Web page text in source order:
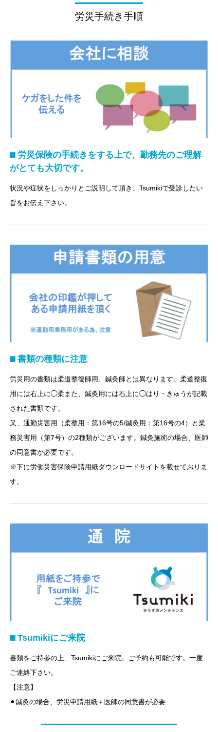
労災手続き手順
⬛︎ 労災保険の手続きをする上で、勤務先のご理解
がとても大切です。
状況や症状をしっかりとご説明して頂き、Tsumikiで受診したい
旨をお伝え下さい。
⬛︎ 書類の種類に注意
労災用の書類は柔道整復師用、鍼灸師とは異なります。柔道整復
用には右上に◯柔また、鍼灸用には右上に◯はり・きゅうが記載
された書類です。
又、通勤災害用（柔整用：第16号の5/鍼灸用：第16号の4）と業
務災害用（第7号）の2種類がございます。鍼灸施術の場合、医師
の同意書が必要です。
※下に労働災害保険申請用紙ダウンロードサイトを載せておりま
す。
⬛︎ Tsumikiにご来院
書類をご持参の上、Tsumikiにご来院。ご予約も可能です。一度
ご連絡下さい。
【注意】
⚫︎鍼灸の場合、労災申請用紙＋医師の同意書が必要